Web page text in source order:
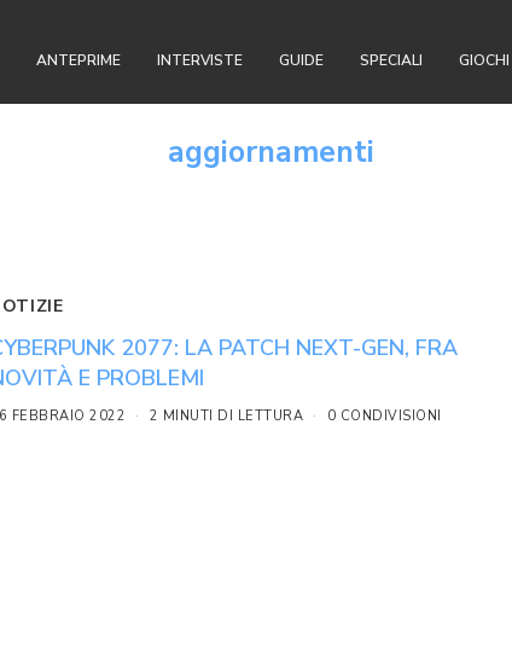
ANTEPRIME INTERVISTE GUIDE SPECIALI
aggiornamenti
2077: LA PATCH NEXT-GEN, FRA
E PROBLEMI
FEBBRAIO 2022 2 MINUTI DI LETTURA 0 CONDIVISIONI